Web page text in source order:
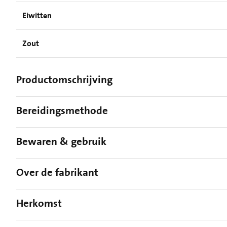
Eiwitten
Zout
Productomschrijving
Bereidingsmethode
Bewaren & gebruik
Over de fabrikant
Herkomst